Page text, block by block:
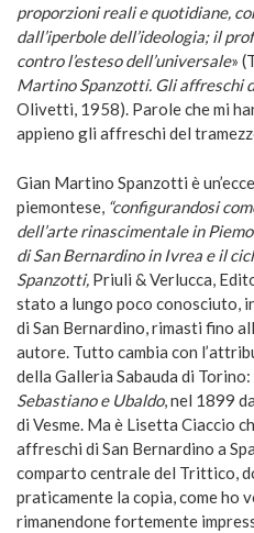
proporzioni reali e quotidiane,
dall’iperbole dell’ideologia; il
contro l’esteso dell’universale»
Martino Spanzotti. Gli affreschi
Olivetti, 1958). Parole che mi
appieno gli affreschi del
Gian Martino Spanzotti è
piemontese, “configurandosi
dell’arte rinascimentale in
di San Bernardino in Ivrea e il
Spanzotti, Priuli & Verlucca,
stato a lungo poco conosciuto,
di San Bernardino, rimasti fino
autore. Tutto cambia con
della Galleria Sabauda di Torino:
Sebastiano e Ubaldo, nel 1899
di Vesme. Ma è Lisetta Ciaccio
affreschi di San Bernardino a
comparto centrale del Trittico,
praticamente la copia, come ho
rimanendone fortemente